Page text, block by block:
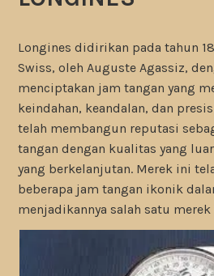
Longines didirikan pada tahun
Swiss, oleh Auguste Agassiz,
menciptakan jam tangan yang
keindahan, keandalan, dan
telah membangun reputasi
tangan dengan kualitas yang
yang berkelanjutan. Merek ini
beberapa jam tangan ikonik
menjadikannya salah satu